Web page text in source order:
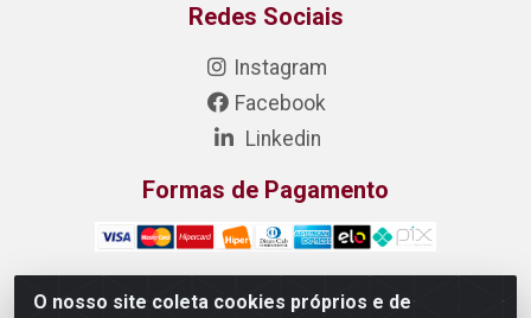
O nosso site coleta cookies próprios e de
Redes Sociais
Instagram
Facebook
Linkedin
Formas de Pagamento